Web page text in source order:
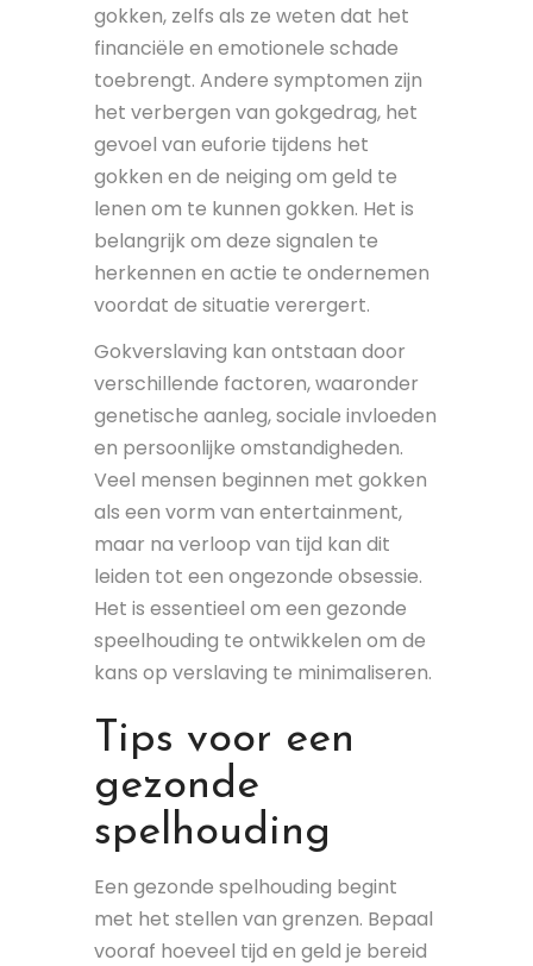
gokken, zelfs als ze weten dat het
financiële en emotionele schade
toebrengt. Andere symptomen zijn
het verbergen van gokgedrag, het
gevoel van euforie tijdens het
gokken en de neiging om geld te
lenen om te kunnen gokken. Het is
belangrijk om deze signalen te
herkennen en actie te ondernemen
voordat de situatie verergert.
Gokverslaving kan ontstaan door
verschillende factoren, waaronder
genetische aanleg, sociale invloeden
en persoonlijke omstandigheden.
Veel mensen beginnen met gokken
als een vorm van entertainment,
maar na verloop van tijd kan dit
leiden tot een ongezonde obsessie.
Het is essentieel om een gezonde
speelhouding te ontwikkelen om de
kans op verslaving te minimaliseren.
Tips voor een
gezonde
spelhouding
Een gezonde spelhouding begint
met het stellen van grenzen. Bepaal
vooraf hoeveel tijd en geld je bereid